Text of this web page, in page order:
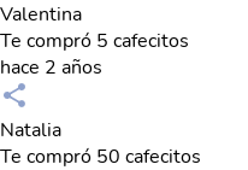
Valentina
Te compró 5 cafecitos
hace 2 años
Natalia
Te compró 50 cafecitos